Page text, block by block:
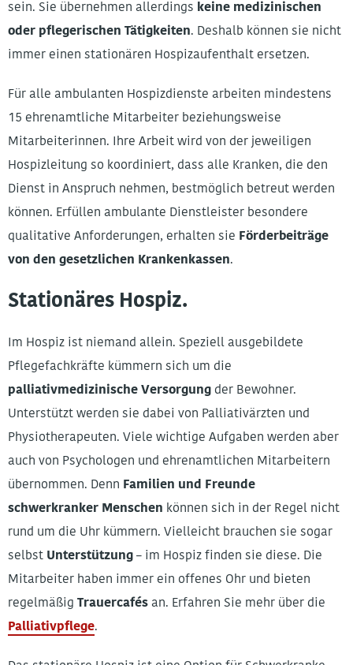
sein. Sie übernehmen allerdings keine medizinischen
oder pflegerischen Tätigkeiten. Deshalb können sie nicht
immer einen stationären Hospizaufenthalt ersetzen.
Für alle ambulanten Hospizdienste arbeiten mindestens
15 ehrenamtliche Mitarbeiter beziehungsweise
Mitarbeiterinnen. Ihre Arbeit wird von der jeweiligen
Hospizleitung so koordiniert, dass alle Kranken, die den
Dienst in Anspruch nehmen, bestmöglich betreut werden
können. Erfüllen ambulante Dienstleister besondere
qualitative Anforderungen, erhalten sie Förderbeiträge
von den gesetzlichen Krankenkassen.
Stationäres Hospiz.
Im Hospiz ist niemand allein. Speziell ausgebildete
Pflegefachkräfte kümmern sich um die
palliativmedizinische Versorgung der Bewohner.
Unterstützt werden sie dabei von Palliativärzten und
Physiotherapeuten. Viele wichtige Aufgaben werden aber
auch von Psychologen und ehrenamtlichen Mitarbeitern
übernommen. Denn Familien und Freunde
schwerkranker Menschen können sich in der Regel nicht
rund um die Uhr kümmern. Vielleicht brauchen sie sogar
selbst Unterstützung – im Hospiz finden sie diese. Die
Mitarbeiter haben immer ein offenes Ohr und bieten
regelmäßig Trauercafés an. Erfahren Sie mehr über die
Palliativpflege.